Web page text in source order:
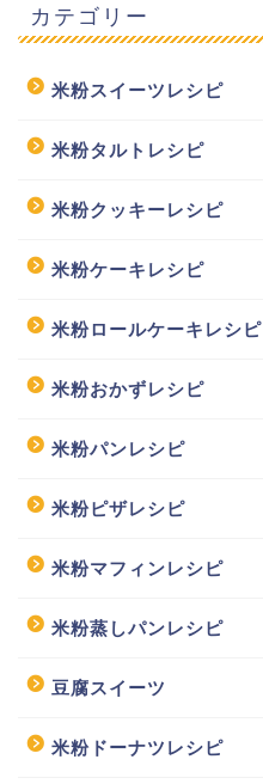
カテゴリー
米粉スイーツレシピ
米粉タルトレシピ
米粉クッキーレシピ
米粉ケーキレシピ
米粉ロールケーキレシピ
米粉おかずレシピ
米粉パンレシピ
米粉ピザレシピ
米粉マフィンレシピ
米粉蒸しパンレシピ
豆腐スイーツ
米粉ドーナツレシピ